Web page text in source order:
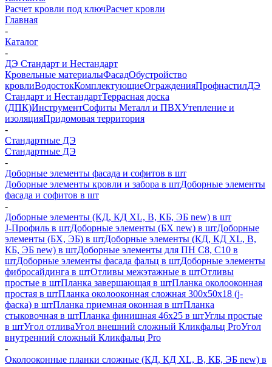
Расчет кровли под ключРасчет кровли
Главная
-
Каталог
-
ДЭ Стандарт и Нестандарт
Кровельные материалыФасадОбустройство
кровлиВодостокКомплектующиеОгражденияПрофнастилДЭ
Стандарт и НестандартТеррасная доска
(ДПК)ИнструментСофиты Металл и ПВХУтепление и
изоляцияПридомовая территория
-
Стандартные ДЭ
Стандартные ДЭ
-
Доборные элементы фасада и софитов в шт
Доборные элементы кровли и забора в штДоборные элементы
фасада и софитов в шт
-
Доборные элементы (КД, КД XL, В, КБ, ЭБ new) в шт
J-Профиль в штДоборные элементы (БХ new) в штДоборные
элементы (БХ, ЭБ) в штДоборные элементы (КД, КД XL, В,
КБ, ЭБ new) в штДоборные элементы для ПН С8, С10 в
штДоборные элементы фасада фальц в штДоборные элементы
фибросайдинга в штОтливы межэтажные в штОтливы
простые в штПланка завершающая в штПланка околооконная
простая в штПланка околооконная сложная 300х50х18 (j-
фаска) в штПланка приемная оконная в штПланка
стыковочная в штПланка финишная 46х25 в штУглы простые
в штУгол отливаУгол внешний сложный Кликфальц ProУгол
внутренний сложный Кликфальц Pro
-
Околооконные планки сложные (КД, КД XL, В, КБ, ЭБ new) в